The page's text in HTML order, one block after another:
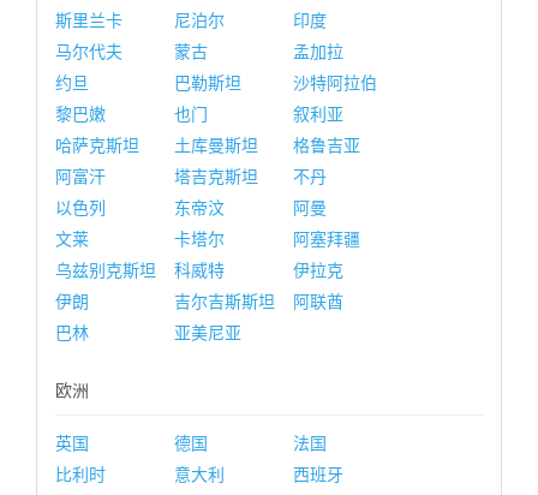
斯里兰卡
尼泊尔
印度
马尔代夫
蒙古
孟加拉
约旦
巴勒斯坦
沙特阿拉伯
黎巴嫩
也门
叙利亚
哈萨克斯坦
土库曼斯坦
格鲁吉亚
阿富汗
塔吉克斯坦
不丹
以色列
东帝汶
阿曼
文莱
卡塔尔
阿塞拜疆
乌兹别克斯坦
科威特
伊拉克
伊朗
吉尔吉斯斯坦
阿联酋
巴林
亚美尼亚
欧洲
英国 德国
法国
比利时
意大利
西班牙